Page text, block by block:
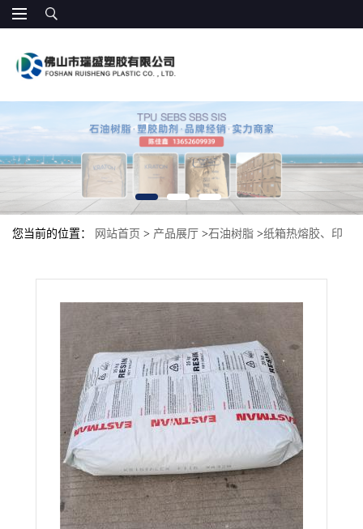
您当前的位置： 网站首页 > 产品展厅 >石油树脂 >纸箱热熔胶、印